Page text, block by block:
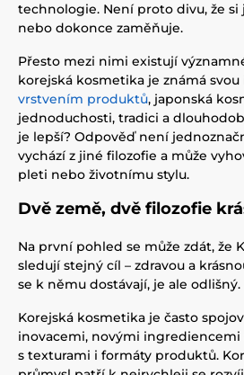
technologie. Není proto divu, že
nebo dokonce zaměňuje.
Přesto mezi nimi existují
korejská kosmetika je známá
vrstvením produktů, japonská
jednoduchosti, tradici a
je lepší? Odpověď není
vychází z jiné filozofie a může
pleti nebo životnímu stylu.
Dvě země, dvě filozofie
Na první pohled se může zdát, že
sledují stejný cíl – zdravou a
se k němu dostávají, je ale odlišný.
Korejská kosmetika je často
inovacemi, novými
s texturami i formáty produktů.